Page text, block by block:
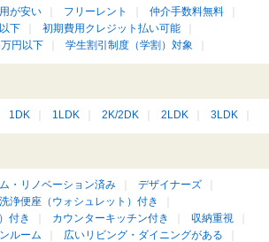
が安い フリーレント
仲介手数料無料
下
初期費用クレジット払い可能
円以下 学生割引制度（学割）対象
1DK 1LDK 2K/2DK 2LDK 3LDK
・リノベーション済み
デザイナーズ
浄便座（ウォシュレット）付き
付き
カウンターキッチン付き
収納重視
ルーム
広いリビング・ダイニングがある